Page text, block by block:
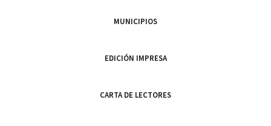
MUNICIPIOS
EDICIÓN IMPRESA
CARTA DE LECTORES